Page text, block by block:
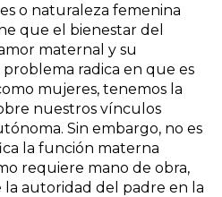
o naturaleza femenina
que el bienestar del
maternal y su
radica en que es
mujeres, tenemos la
nuestros vínculos
Sin embargo, no es
la función materna
requiere mano de obra,
autoridad del padre en la